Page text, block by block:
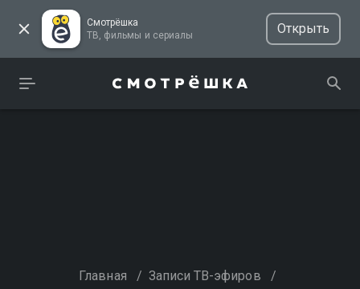
Смотрёшка
ТВ, фильмы и сериалы
Открыть
Главная / Записи ТВ-эфиров /